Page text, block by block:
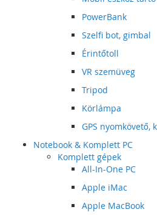
PowerBank
Szelfi bot, gimbal
Érintőtoll
VR szemüveg
Tripod
Körlámpa
GPS nyomkövető,
Notebook & Komplett PC
Komplett gépek
All-In-One PC
Apple iMac
Apple MacBook